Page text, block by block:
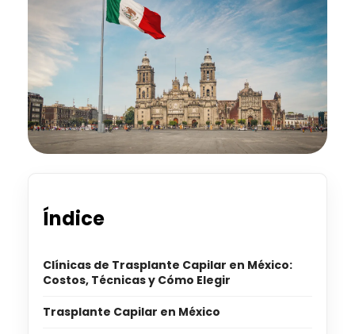
Índice
Clínicas de Trasplante Capilar en México:
Costos, Técnicas y Cómo Elegir
Trasplante Capilar en México